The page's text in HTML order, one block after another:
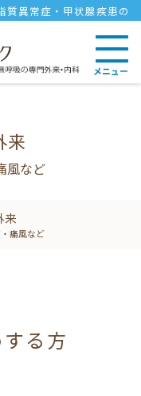
質異常症・甲状腺疾患の
メニュー
来
風など
来
痛風など
る方